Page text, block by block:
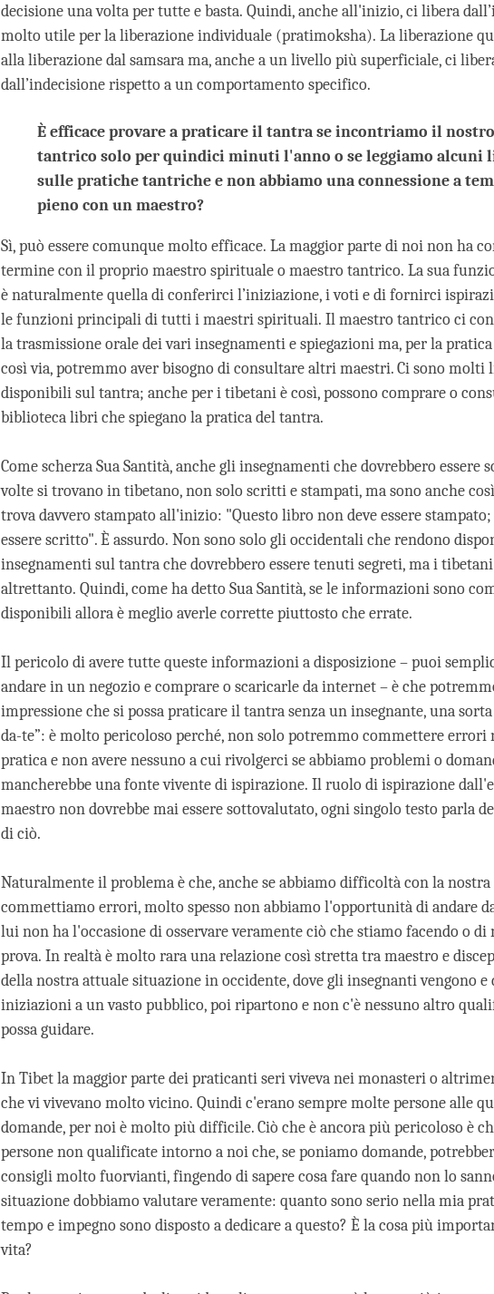
decisione una volta per tutte e basta. Quindi, anche all'inizio, ci libera
molto utile per la liberazione individuale (pratimoksha). La liberazione
alla liberazione dal samsara ma, anche a un livello più superficiale, ci
dall’indecisione rispetto a un comportamento specifico.
È efficace provare a praticare il tantra se incontriamo il
tantrico solo per quindici minuti l'anno o se leggiamo alcuni
sulle pratiche tantriche e non abbiamo una connessione a
pieno con un maestro?
Sì, può essere comunque molto efficace. La maggior parte di noi non ha
termine con il proprio maestro spirituale o maestro tantrico. La sua
è naturalmente quella di conferirci l’iniziazione, i voti e di fornirci
le funzioni principali di tutti i maestri spirituali. Il maestro tantrico ci
la trasmissione orale dei vari insegnamenti e spiegazioni ma, per la
così via, potremmo aver bisogno di consultare altri maestri. Ci sono molti
disponibili sul tantra; anche per i tibetani è così, possono comprare o
biblioteca libri che spiegano la pratica del tantra.
Come scherza Sua Santità, anche gli insegnamenti che dovrebbero essere
volte si trovano in tibetano, non solo scritti e stampati, ma sono anche
trova davvero stampato all'inizio: "Questo libro non deve essere
essere scritto". È assurdo. Non sono solo gli occidentali che rendono
insegnamenti sul tantra che dovrebbero essere tenuti segreti, ma i
altrettanto. Quindi, come ha detto Sua Santità, se le informazioni sono
disponibili allora è meglio averle corrette piuttosto che errate.
Il pericolo di avere tutte queste informazioni a disposizione – puoi
andare in un negozio e comprare o scaricarle da internet – è che
impressione che si possa praticare il tantra senza un insegnante, una
da-te”: è molto pericoloso perché, non solo potremmo commettere errori
pratica e non avere nessuno a cui rivolgerci se abbiamo problemi o
mancherebbe una fonte vivente di ispirazione. Il ruolo di ispirazione
maestro non dovrebbe mai essere sottovalutato, ogni singolo testo parla
di ciò.
Naturalmente il problema è che, anche se abbiamo difficoltà con la nostra
commettiamo errori, molto spesso non abbiamo l'opportunità di andare
lui non ha l'occasione di osservare veramente ciò che stiamo facendo o
prova. In realtà è molto rara una relazione così stretta tra maestro e
della nostra attuale situazione in occidente, dove gli insegnanti vengono e
iniziazioni a un vasto pubblico, poi ripartono e non c'è nessuno altro
possa guidare.
In Tibet la maggior parte dei praticanti seri viveva nei monasteri o
che vi vivevano molto vicino. Quindi c'erano sempre molte persone alle
domande, per noi è molto più difficile. Ciò che è ancora più pericoloso è
persone non qualificate intorno a noi che, se poniamo domande,
consigli molto fuorvianti, fingendo di sapere cosa fare quando non lo
situazione dobbiamo valutare veramente: quanto sono serio nella mia
tempo e impegno sono disposto a dedicare a questo? È la cosa più
vita?